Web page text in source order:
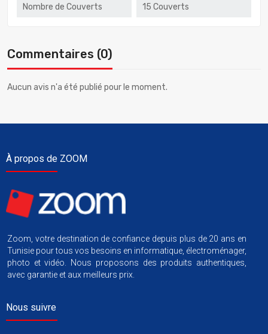
Nombre de Couverts 15 Couverts
Commentaires (0)
Aucun avis n'a été publié pour le moment.
À propos de ZOOM
Zoom, votre destination de confiance depuis plus de 20 ans en
Tunisie pour tous vos besoins en informatique, électroménager,
photo et vidéo. Nous proposons des produits authentiques,
avec garantie et aux meilleurs prix.
Nous suivre